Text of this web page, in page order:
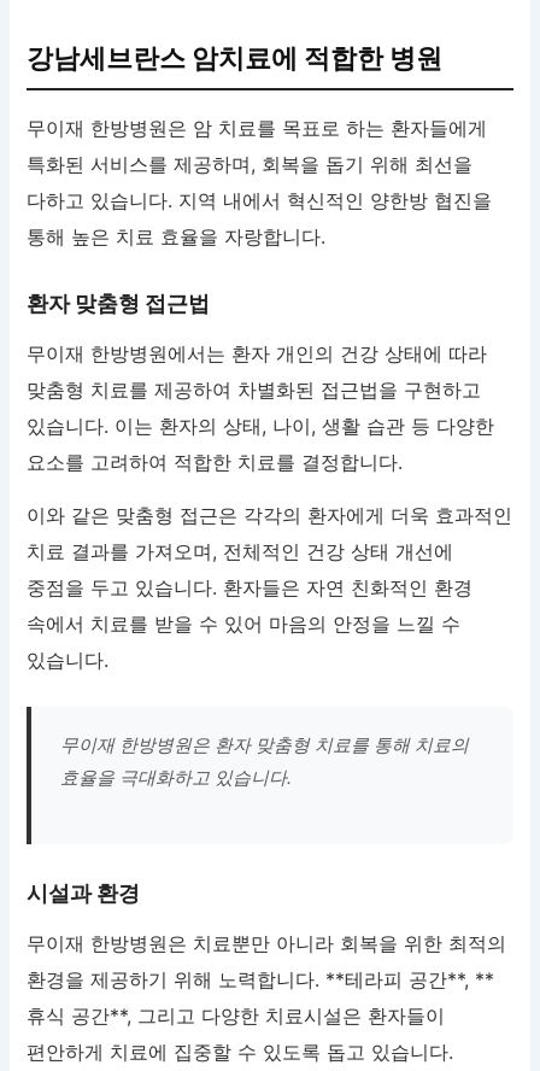
강남세브란스 암치료에 적합한 병원
무이재 한방병원은 암 치료를 목표로 하는 환자들에게
특화된 서비스를 제공하며, 회복을 돕기 위해 최선을
다하고 있습니다. 지역 내에서 혁신적인 양한방 협진을
통해 높은 치료 효율을 자랑합니다.
환자 맞춤형 접근법
무이재 한방병원에서는 환자 개인의 건강 상태에 따라
맞춤형 치료를 제공하여 차별화된 접근법을 구현하고
있습니다. 이는 환자의 상태, 나이, 생활 습관 등 다양한
요소를 고려하여 적합한 치료를 결정합니다.
이와 같은 맞춤형 접근은 각각의 환자에게 더욱 효과적인
치료 결과를 가져오며, 전체적인 건강 상태 개선에
중점을 두고 있습니다. 환자들은 자연 친화적인 환경
속에서 치료를 받을 수 있어 마음의 안정을 느낄 수
있습니다.
무이재 한방병원은 환자 맞춤형 치료를 통해 치료의
효율을 극대화하고 있습니다.
시설과 환경
무이재 한방병원은 치료뿐만 아니라 회복을 위한 최적의
환경을 제공하기 위해 노력합니다. **테라피 공간**, **
휴식 공간**, 그리고 다양한 치료시설은 환자들이
편안하게 치료에 집중할 수 있도록 돕고 있습니다.